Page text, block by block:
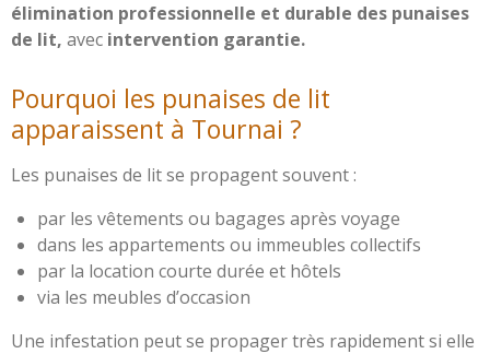
élimination professionnelle et durable des punaises
de lit, avec intervention garantie.
Pourquoi les punaises de lit
apparaissent à Tournai ?
Les punaises de lit se propagent souvent :
par les vêtements ou bagages après voyage
dans les appartements ou immeubles collectifs
par la location courte durée et hôtels
via les meubles d’occasion
Une infestation peut se propager très rapidement si elle